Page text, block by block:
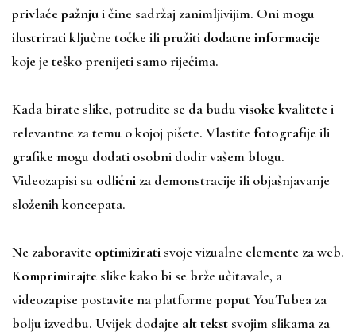
privlače pažnjui čine sadržaj zanimljivijim. Oni mogu
ilustriratiključne točke ili pružiti dodatne informacije
koje je teško prenijeti samo riječima.
Kada birate slike, potrudite se da budu visoke kvalitetei
relevantne za temu o kojoj pišete. Vlastite fotografijeili
grafikemogu dodati osobni dodir vašem blogu.
Videozapisi su odlični za demonstracije ili objašnjavanje
složenih koncepata.
Ne zaboravite optimizirati svoje vizualne elemente za web.
Komprimirajte slike kako bi se brže učitavale, a
videozapise postavite na platforme poput YouTubea za
bolju izvedbu. Uvijek dodajte alt tekst svojim slikama za